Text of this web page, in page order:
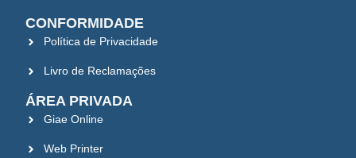
CONFORMIDADE
Política de Privacidade
Livro de Reclamações
ÁREA PRIVADA
Giae Online
Web Printer